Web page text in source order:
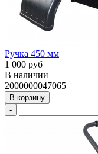
Ручка 450 мм
1 000 руб
В наличии
2000000047065
В корзину
-